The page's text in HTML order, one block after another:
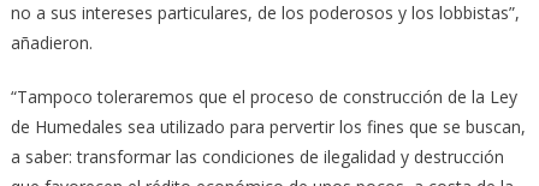
no a sus intereses particulares, de los poderosos y los lobbistas”,
añadieron.
“Tampoco toleraremos que el proceso de construcción de la Ley
de Humedales sea utilizado para pervertir los fines que se buscan,
a saber: transformar las condiciones de ilegalidad y destrucción